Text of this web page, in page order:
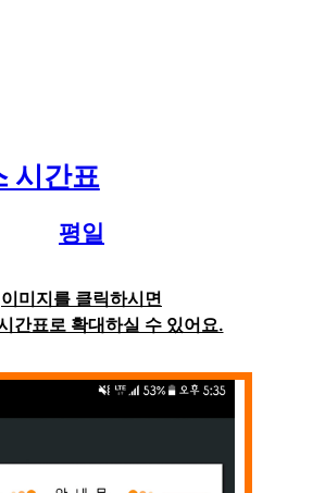
시간표
평일
이미지를 클릭하시면
간표로 확대하실 수 있어요.